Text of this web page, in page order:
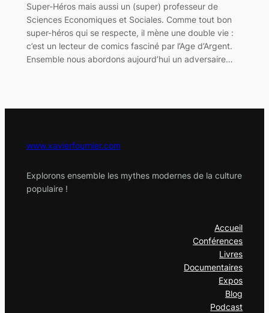
Super-Héros mais aussi un (super) professeur de
Sciences Economiques et Sociales. Comme tout bon
super-héros qui se respecte, il mène une double vie :
c’est un lecteur de comics fasciné par l’Age d’Argent.
Ensemble nous abordons aujourd’hui un adversaire…
www.xavierfournier.com
Explorons ensemble les mythes modernes de la culture
populaire !
Accueil
Conférences
Livres
Documentaires
Expos
Blog
Podcast